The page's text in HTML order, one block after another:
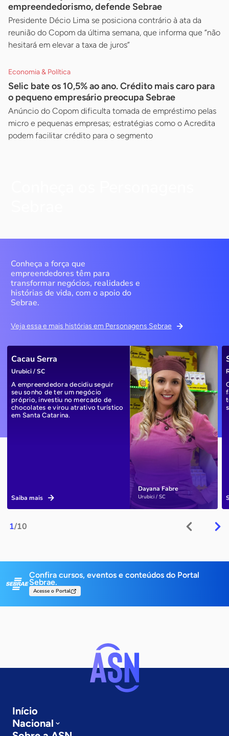
empreendedorismo, defende Sebrae
Presidente Décio Lima se posiciona contrário à ata da
reunião do Copom da última semana, que informa que “não
hesitará em elevar a taxa de juros”
Economia & Política
Selic bate os 10,5% ao ano. Crédito mais caro para
o pequeno empresário preocupa Sebrae
Anúncio do Copom dificulta tomada de empréstimo pelas
micro e pequenas empresas; estratégias como o Acredita
podem facilitar crédito para o segmento
Conheça a força que
empreendedores têm para
transformar negócios, realidades e
histórias de vida, com o apoio do
Sebrae.
Veja essa e mais histórias em Personagens Sebrae
1/10
Dayana Fabre
Urubici / SC
Cacau Serra
Urubici / SC
A empreendedora decidiu seguir
seu sonho de ter um negócio
próprio, investiu no mercado de
chocolates e virou atrativo turístico
em Santa Catarina.
Saiba mais
Confira cursos, eventos e conteúdos do Portal
Sebrae.
Acesse o Portal
Início
Nacional